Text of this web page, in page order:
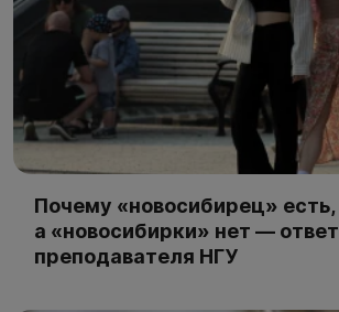
Почему «новосибирец» есть,
а «новосибирки» нет — ответ
преподавателя НГУ